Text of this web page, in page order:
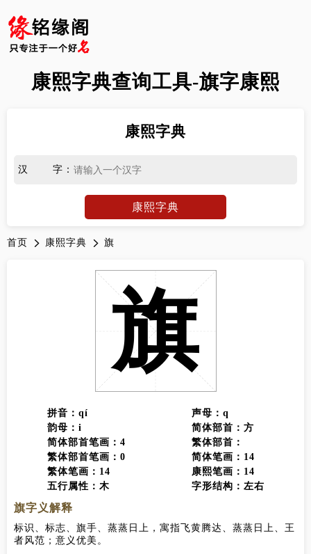
康熙字典查询工具-旗字康熙
康熙字典
汉字 ：
康熙字典
首页 康熙字典 旗
旗
拼音：qí
韵母：i
简体部首笔画：4
繁体部首笔画：0
繁体笔画：14
五行属性：木
声母：q
简体部首：方
繁体部首：
简体笔画：14
康熙笔画：14
字形结构：左右
旗字义解释
标识、标志、旗手、蒸蒸日上，寓指飞黄腾达、蒸蒸日上、王
者风范；意义优美。